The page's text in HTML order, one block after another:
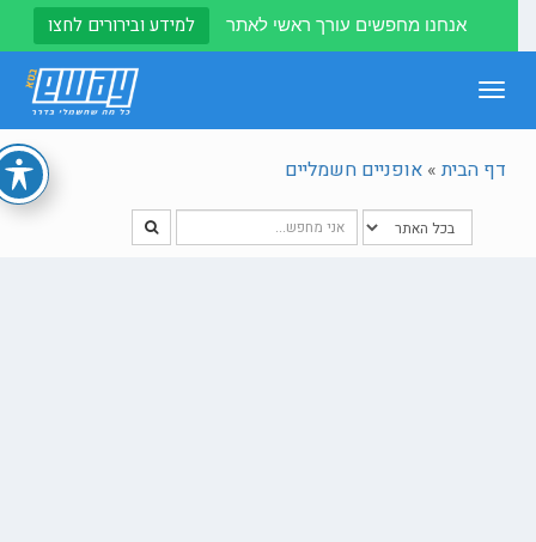
אנחנו מחפשים עורך ראשי לאתר למידע ובירורים לחצו
Toggle
דף הבית»אופניים חשמליים